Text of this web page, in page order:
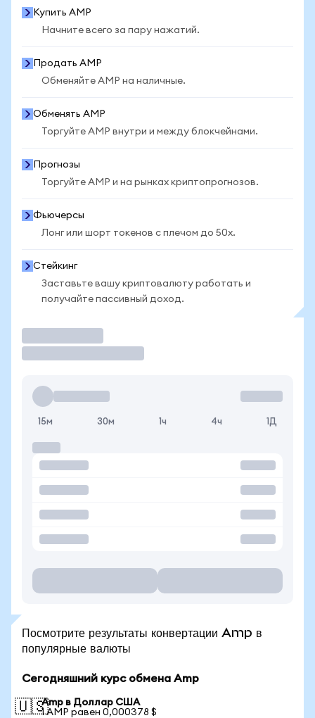
Купить AMP
Начните всего за пару нажатий.
Продать AMP
Обменяйте AMP на наличные.
Обменять AMP
Торгуйте AMP внутри и между блокчейнами.
Прогнозы
Торгуйте AMP и на рынках криптопрогнозов.
Фьючерсы
Лонг или шорт токенов с плечом до 50x.
Стейкинг
Заставьте вашу криптовалюту работать и
получайте пассивный доход.
15м 30м 1ч 4ч 1Д
Посмотрите результаты конвертации Amp в
популярные валюты
Сегодняшний курс обмена Amp
🇺🇸Amp в Доллар США
1 AMP равен 0,000378 $